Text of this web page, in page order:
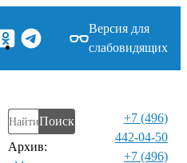
Версия для
слабовидящих
Поиск
Архив:
+7 (496)
442-04-50
+7 (496)